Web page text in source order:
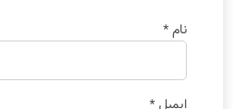
نام*
ایمیل*